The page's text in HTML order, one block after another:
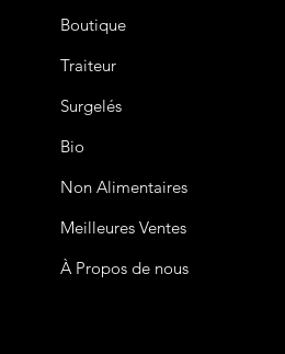
Boutique
Traiteur
Surgelés
Bio
Non Alimentaires
Meilleures Ventes
À Propos de nous